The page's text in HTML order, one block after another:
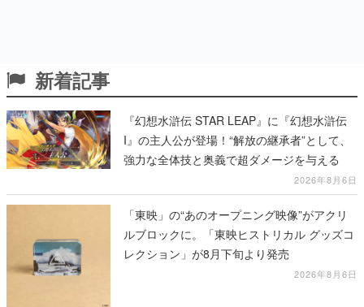
新着記事
『幻想水滸伝 STAR LEAP』に『幻想水滸伝
I』の主人公が登場！“解放の継承者”として、
強力な全体技と奥義で超ダメージを与える
2026年8月6日
「東映」の“あのオープニング映像”がアクリ
ルブロックに。「東映ヒストリカル グッズコ
レクション」が8月下旬より発売
2026年8月6日